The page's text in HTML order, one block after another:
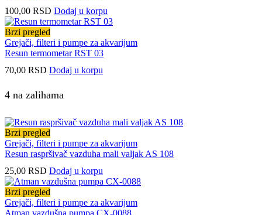
100,00 RSD Dodaj u korpu
Brzi pregled
Grejači, filteri i pumpe za akvarijum
Resun termometar RST 03
70,00 RSD Dodaj u korpu
4 na zalihama
Brzi pregled
Grejači, filteri i pumpe za akvarijum
Resun raspršivač vazduha mali valjak AS 108
25,00 RSD Dodaj u korpu
Brzi pregled
Grejači, filteri i pumpe za akvarijum
Atman vazdušna pumpa CX-0088